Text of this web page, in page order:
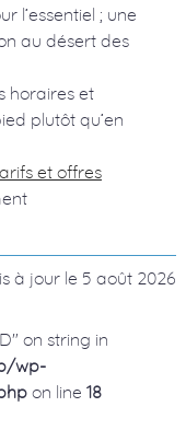
l’essentiel ; une
au désert des
horaires et
plutôt qu’en
et offres
à jour le 5 août 2026
on string in
wp-
on line 18